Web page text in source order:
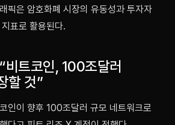
픽은 암호화폐 시장의 유동성과 투자자
표로 활용된다.
비트코인, 100조달러
할 것”
인이 향후 100조달러 규모 네트워크로